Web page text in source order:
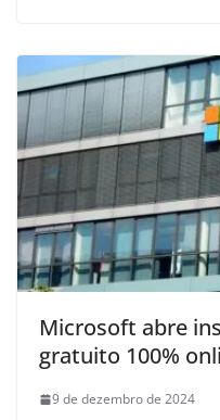
Microsoft abre
gratuito 100%
9 de dezembro de 2024